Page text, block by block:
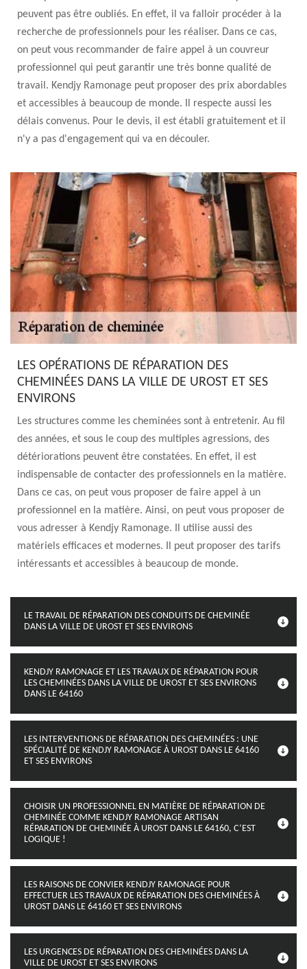
peuvent pas être oubliés. En effet, il va falloir procéder à la
recherche de professionnels pour les réaliser. Dans ce cas,
on peut vous recommander de faire appel à un couvreur
professionnel qui peut garantir une très bonne qualité de
travail. Kendjy Ramonage peut proposer des prix abordables
et accessibles à beaucoup de monde. Il respecte aussi les
délais convenus. Pour le devis, il est établi gratuitement et il
n'y a pas d'engagement qui va en découler.
LES OPÉRATIONS DE RÉPARATION DES
CHEMINÉES DANS LA VILLE DE UROST ET SES
ENVIRONS
Les structures comme les cheminées sont à entretenir. Au fil
des années, et sous le coup des multiples agressions, des
détériorations peuvent être constatées. En effet, il est
indispensable de contacter des professionnels en la matière.
Dans ce cas, on peut vous proposer de faire appel à un
professionnel en la matière. Ainsi, on peut vous proposer de
vous adresser à Kendjy Ramonage. Il utilise aussi des
matériels efficaces et modernes. Il peut proposer des tarifs
intéressants et accessibles à beaucoup de monde.
LE TRAVAIL DE RÉPARATION DES CONDUITS DE CHEMINÉE
DANS LA VILLE DE UROST ET SES ENVIRONS
KENDJY RAMONAGE ET LES TRAVAUX DE RÉPARATION POUR
LES CHEMINÉES DANS LA VILLE DE UROST ET SES ENVIRONS
DANS LE 64160
LES INTERVENTIONS DE RÉPARATION DES CHEMINÉES : UNE
SPÉCIALITÉ DE KENDJY RAMONAGE À UROST DANS LE 64160
ET SES ENVIRONS
CHOISIR UN PROFESSIONNEL EN MATIÈRE DE RÉPARATION DE
CHEMINÉE COMME KENDJY RAMONAGE ARTISAN
RÉPARATION DE CHEMINÉE À UROST DANS LE 64160, C’EST
LOGIQUE !
LES RAISONS DE CONVIER KENDJY RAMONAGE POUR
EFFECTUER LES TRAVAUX DE RÉPARATION DES CHEMINÉES À
UROST DANS LE 64160 ET SES ENVIRONS
LES URGENCES DE RÉPARATION DES CHEMINÉES DANS LA
VILLE DE UROST ET SES ENVIRONS